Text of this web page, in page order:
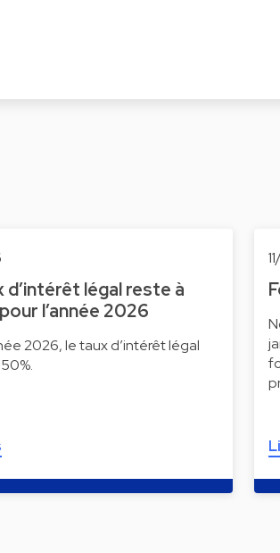
d’intérêt légal reste à
l’année 2026
2026, le taux d’intérêt légal